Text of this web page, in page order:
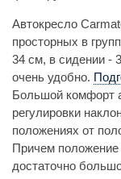
Автокресло
просторных в
34 см, в сидении -
очень удобно.
Большой комфорт
регулировки
положениях от
Причем положение
достаточно